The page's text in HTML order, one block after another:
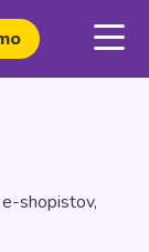
shopistov,